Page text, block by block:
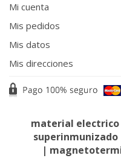
Mi cuenta
Mis pedidos
Mis datos
Mis direcciones
material electrico
superinmunizado
|